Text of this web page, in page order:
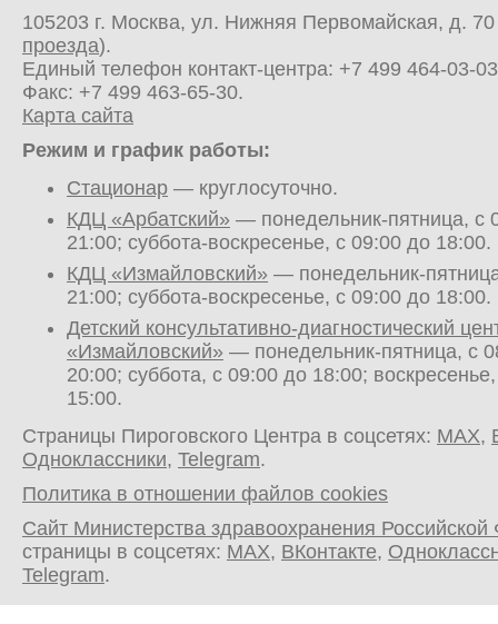
105203 г. Москва, ул. Нижняя Первомайская, д.
проезда).
Единый телефон контакт-центра: +7 499 464-03-03
Факс: +7 499 463-65-30.
Карта сайта
Режим и график работы:
Стационар — круглосуточно.
КДЦ «Арбатский» — понедельник-пятница, с
21:00; суббота-воскресенье, с 09:00 до 18:00.
КДЦ «Измайловский» — понедельник-
21:00; суббота-воскресенье, с 09:00 до 18:00.
Детский консультативно-диагностический
«Измайловский» — понедельник-пятница, с
20:00; суббота, с 09:00 до 18:00;
15:00.
Страницы Пироговского Центра в соцсетях: MAX,
Одноклассники, Telegram.
Политика в отношении файлов cookies
Сайт Министерства здравоохранения
страницы в соцсетях: MAX, ВКонтакте,
Telegram.